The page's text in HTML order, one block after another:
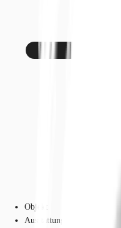
Objekt
Ausstattung